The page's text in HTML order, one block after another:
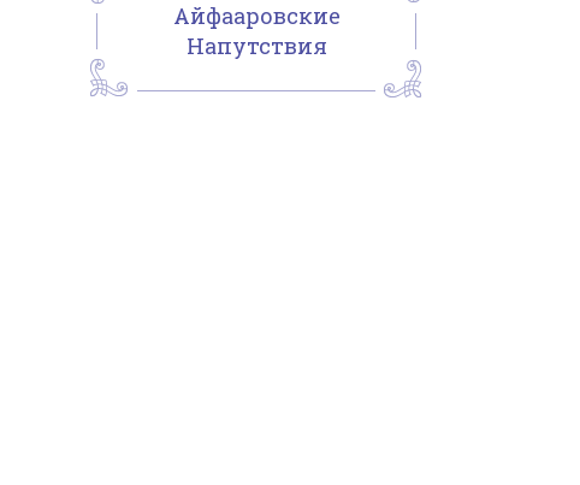
Айфааровские
Напутствия